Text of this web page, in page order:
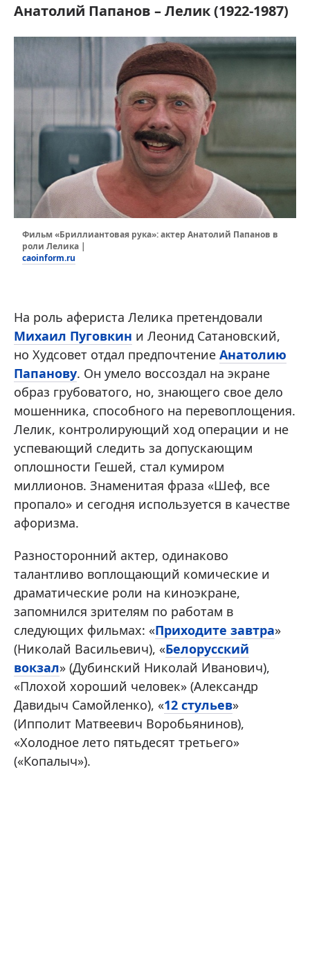
Анатолий Папанов – Лелик (1922-1987)
Фильм «Бриллиантовая рука»: актер Анатолий Папанов в
роли Лелика |
caoinform.ru
На роль афериста Лелика претендовали
Михаил Пуговкин и Леонид Сатановский,
но Худсовет отдал предпочтение Анатолию
Папанову. Он умело воссоздал на экране
образ грубоватого, но, знающего свое дело
мошенника, способного на перевоплощения.
Лелик, контролирующий ход операции и не
успевающий следить за допускающим
оплошности Гешей, стал кумиром
миллионов. Знаменитая фраза «Шеф, все
пропало» и сегодня используется в качестве
афоризма.
Разносторонний актер, одинаково
талантливо воплощающий комические и
драматические роли на киноэкране,
запомнился зрителям по работам в
следующих фильмах: «Приходите завтра»
(Николай Васильевич), «Белорусский
вокзал» (Дубинский Николай Иванович),
«Плохой хороший человек» (Александр
Давидыч Самойленко), «12 стульев»
(Ипполит Матвеевич Воробьянинов),
«Холодное лето пятьдесят третьего»
(«Копалыч»).